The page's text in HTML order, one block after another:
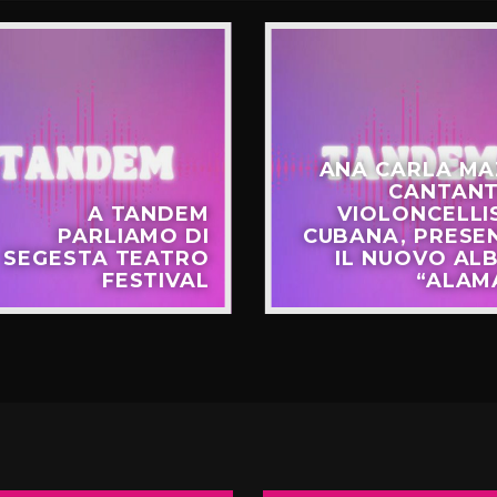
A TANDEM
PARLIAMO DI
SEGESTA TEATRO
FESTIVAL
ANA CARLA
CUBANA,
IL NUOVO